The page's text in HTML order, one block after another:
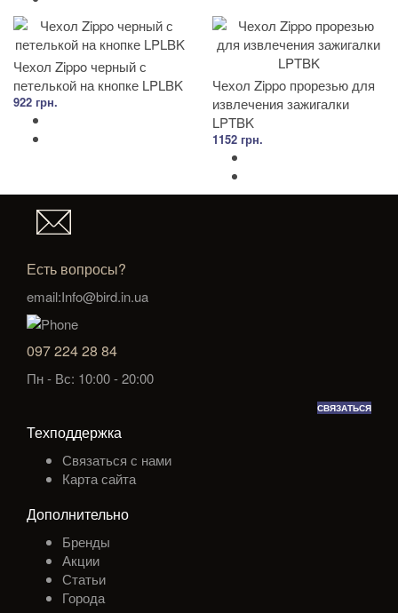
Чехол Zippo черный с
петелькой на кнопке LPLBK
922 грн.
Чехол Zippo прорезью для
извлечения зажигалки
LPTBK
1152 грн.
Есть вопросы?
email:Info@bird.in.ua
097 224 28 84
Пн - Вс: 10:00 - 20:00
СВЯЗАТЬСЯ
Техподдержка
Связаться с нами
Карта сайта
Дополнительно
Бренды
Акции
Статьи
Города